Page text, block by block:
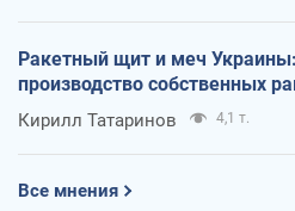
Ракетный щит и меч
производство собственных
Кирилл Татаринов 4,1 т.
Все мнения